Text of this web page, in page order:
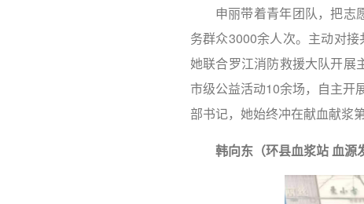
申丽带着青年团队，把志
务群众3000余人次。主动对接
她联合罗江消防救援大队开展
市级公益活动10余场，自主开
部书记，她始终冲在献血献浆
韩向东（环县血浆站 血源